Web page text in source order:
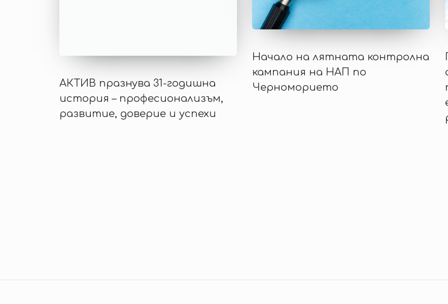
АКТИВ празнува 31-годишна
история – професионализъм,
развитие, доверие и успехи
Начало на лятната контролна
кампания на НАП по
Черноморието